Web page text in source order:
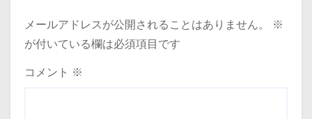
メールアドレスが公開されることはありません。
※
が付いている欄は必須項目です
コメント ※